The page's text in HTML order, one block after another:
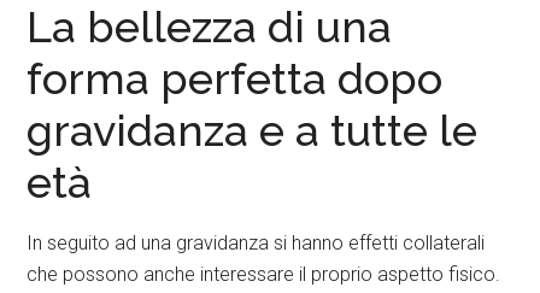
La bellezza di una
forma perfetta dopo
gravidanza e a tutte le
età
In seguito ad una gravidanza si hanno effetti collaterali
che possono anche interessare il proprio aspetto fisico.